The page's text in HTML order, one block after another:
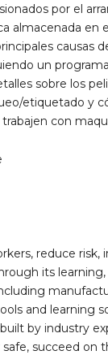
por el
almacenada en
causas
un
sobre los
etiquetado y
con
reduce risk,
its
and learning
by industry
succeed on